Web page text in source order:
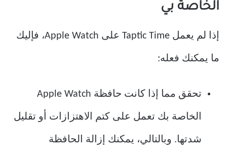
الخاصة بي
إذا لم يعمل Taptic Time على Apple Watch، فإليك
ما يمكنك فعله:
تحقق مما إذا كانت حافظة Apple Watch
الخاصة بك تعمل على كتم الاهتزازات أو تقليل
شدتها. وبالتالي، يمكنك إزالة الحافظة